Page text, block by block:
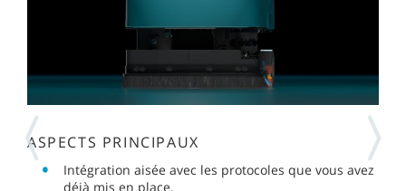
ASPECTS PRINCIPAUX
Intégration aisée avec les protocoles que vous avez
déjà mis en place.